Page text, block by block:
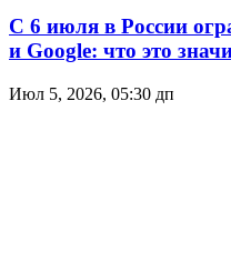
С 6 июля в России
и Google: что это
Июл 5, 2026, 05:30 дп